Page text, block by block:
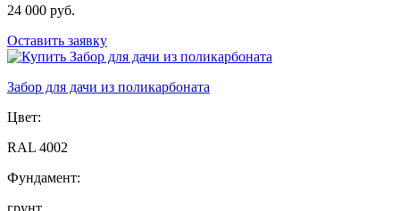
24 000 руб.
Оставить заявку
Забор для дачи из поликарбоната
Цвет:
RAL 4002
Фундамент:
грунт